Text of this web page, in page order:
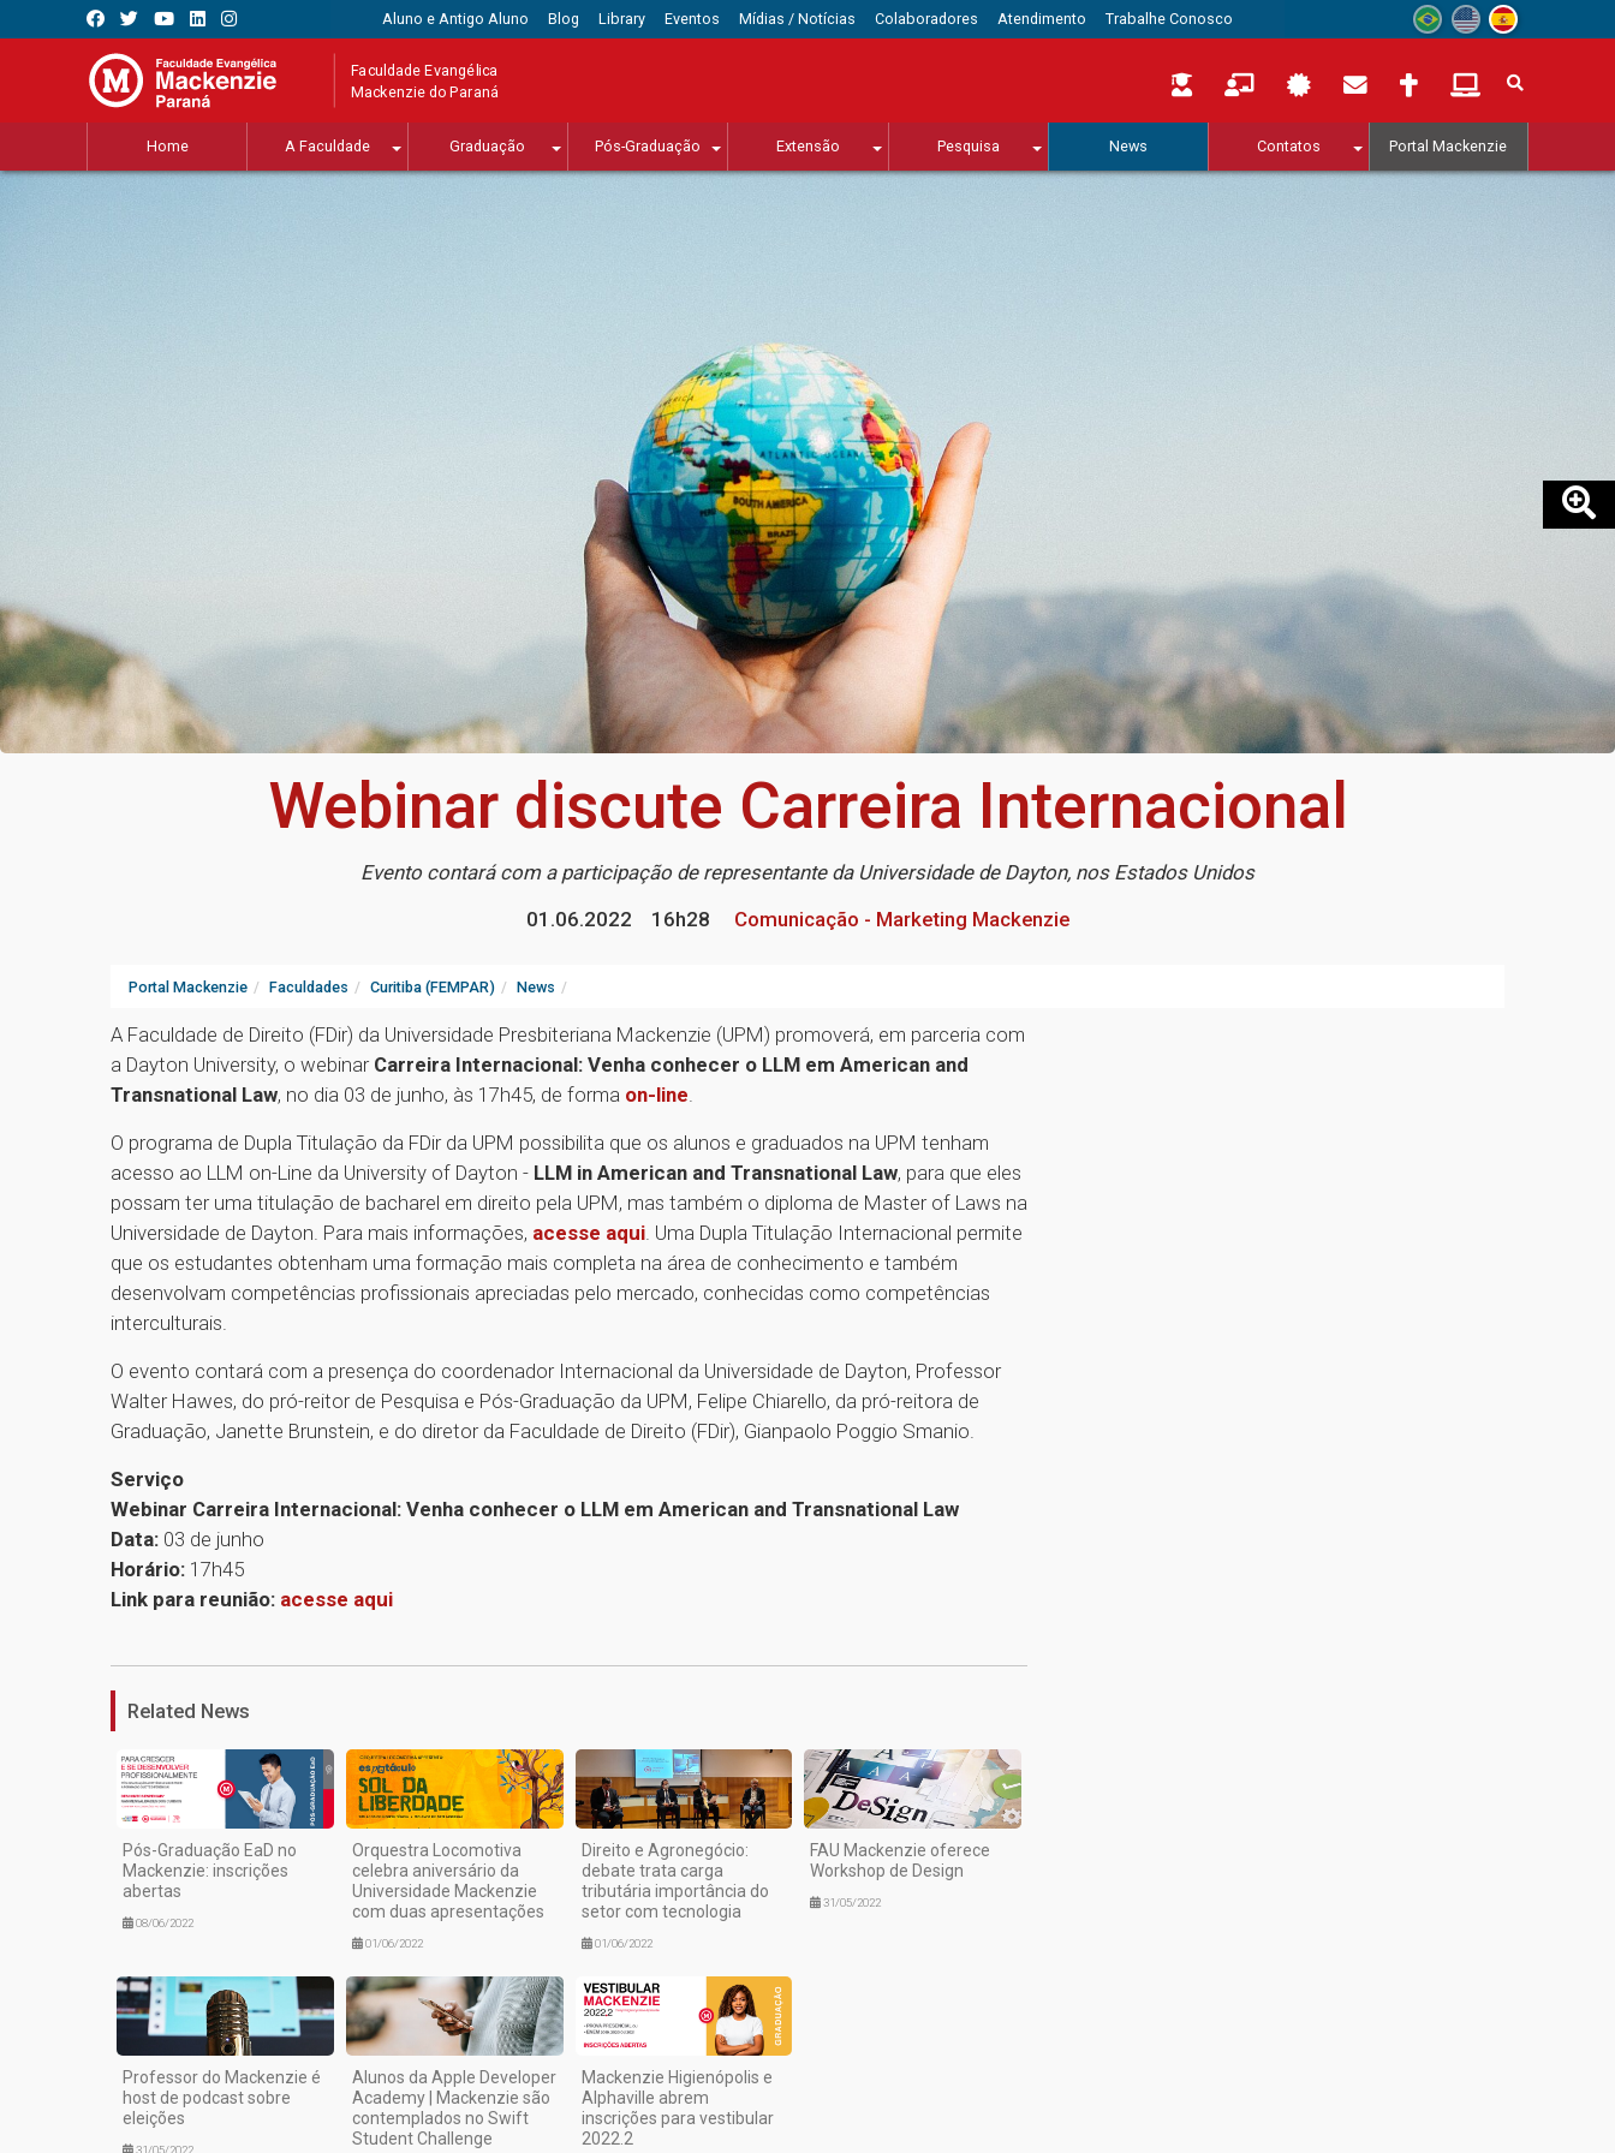
Aluno e Antigo Aluno Blog Library Eventos Mídias / Notícias Colaboradores Atendimento Trabalhe Conosco
Faculdade Evangélica
Mackenzie do Paraná
Home A Faculdade Graduação Pós-Graduação Extensão Pesquisa News Contatos Portal Mackenzie
Webinar discute Carreira Internacional
Evento contará com a participação de representante da Universidade de Dayton, nos Estados Unidos
01.06.2022
16h28 Comunicação - Marketing Mackenzie
Portal Mackenzie Faculdades Curitiba (FEMPAR) News
A Faculdade de Direito (FDir) da Universidade Presbiteriana Mackenzie (UPM) promoverá, em parceria com
a Dayton University, o webinar Carreira Internacional: Venha conhecer o LLM em American and
Transnational Law, no dia 03 de junho, às 17h45, de forma on-line.
O programa de Dupla Titulação da FDir da UPM possibilita que os alunos e graduados na UPM tenham
acesso ao LLM on-Line da University of Dayton - LLM in American and Transnational Law, para que eles
possam ter uma titulação de bacharel em direito pela UPM, mas também o diploma de Master of Laws na
Universidade de Dayton. Para mais informações, acesse aqui. Uma Dupla Titulação Internacional permite
que os estudantes obtenham uma formação mais completa na área de conhecimento e também
desenvolvam competências profissionais apreciadas pelo mercado, conhecidas como competências
interculturais.
O evento contará com a presença do coordenador Internacional da Universidade de Dayton, Professor
Walter Hawes, do pró-reitor de Pesquisa e Pós-Graduação da UPM, Felipe Chiarello, da pró-reitora de
Graduação, Janette Brunstein, e do diretor da Faculdade de Direito (FDir), Gianpaolo Poggio Smanio.
Serviço
Webinar Carreira Internacional: Venha conhecer o LLM em American and Transnational Law
Data: 03 de junho
Horário: 17h45
Link para reunião: acesse aqui
Related News
Pós-Graduação EaD no
Mackenzie: inscrições
abertas
08/06/2022
Orquestra Locomotiva
celebra aniversário da
Universidade Mackenzie
com duas apresentações
01/06/2022
Direito e Agronegócio:
debate trata carga
tributária importância do
setor com tecnologia
01/06/2022
FAU Mackenzie oferece
Workshop de Design
31/05/2022
Professor do Mackenzie é
host de podcast sobre
eleições
31/05/2022
Alunos da Apple Developer
Academy | Mackenzie são
contemplados no Swift
Student Challenge
Mackenzie Higienópolis e
Alphaville abrem
inscrições para vestibular
2022.2